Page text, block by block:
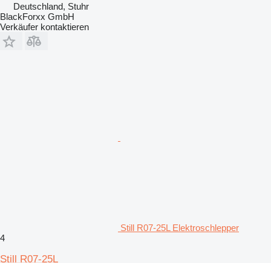
Deutschland, Stuhr
BlackForxx GmbH
Verkäufer kontaktieren
Still R07-25L Elektroschlepper
4
Still R07-25L